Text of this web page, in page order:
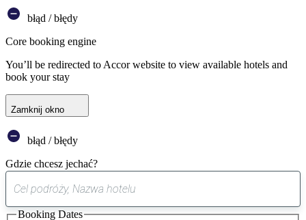
błąd / błędy
Core booking engine
You’ll be redirected to Accor website to view available hotels and
book your stay
Zamknij okno
błąd / błędy
Gdzie chcesz jechać?
sugestia
została
Booking Dates